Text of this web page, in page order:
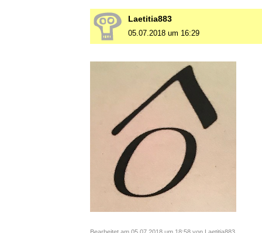
Laetitia883
05.07.2018 um 16:29